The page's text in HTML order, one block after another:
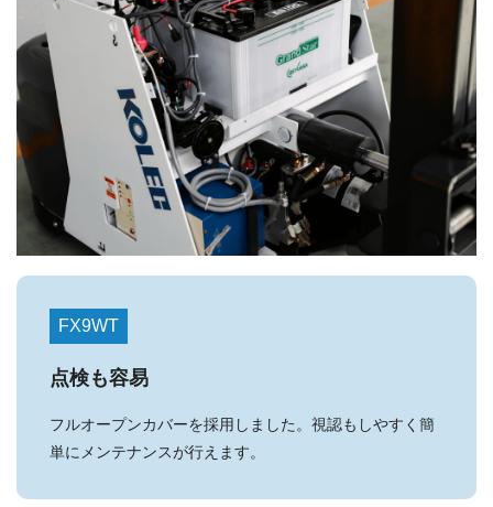
FX9WT
点検も容易
フルオープンカバーを採用しました。視認もしやすく簡
単にメンテナンスが行えます。